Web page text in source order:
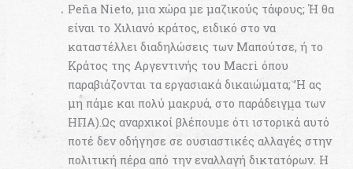
Peña Nieto, μια χώρα με μαζικούς τάφους; Ή θα
είναι το Χιλιανό κράτος, ειδικό στο να
καταστέλλει διαδηλώσεις των Μαπούτσε, ή το
Κράτος της Αργεντινής του Macri όπου
παραβιάζονται τα εργασιακά δικαιώματα; ’Η ας
μη πάμε και πολύ μακρυά, στο παράδειγμα των
ΗΠΑ).Ως αναρχικοί βλέπουμε ότι ιστορικά αυτό
ποτέ δεν οδήγησε σε ουσιαστικές αλλαγές στην
πολιτική πέρα από την εναλλαγή δικτατόρων. Η